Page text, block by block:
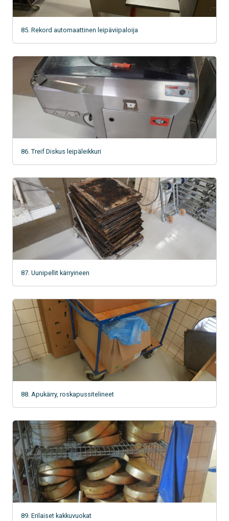
85. Rekord automaattinen leipäviipaloija
86. Treif Diskus leipäleikkuri
87. Uunipellit kärryineen
88. Apukärry, roskapussitelineet
89. Erilaiset kakkuvuokat